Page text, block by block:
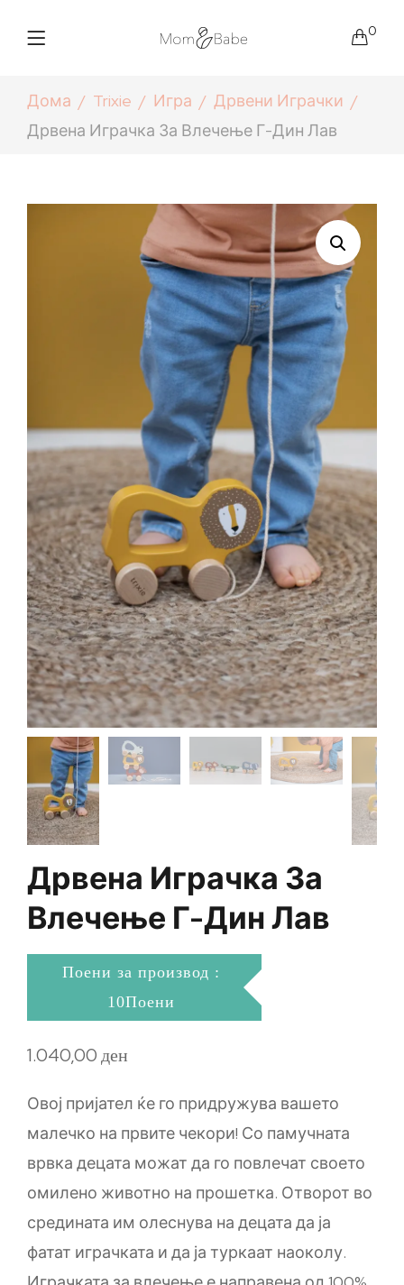
0
Дома Trixie Игра
Дрвени Играчки
Дрвена Играчка За Влечење Г-Дин Лав
Дрвена Играчка За
Влечење Г-Дин Лав
Поени за производ :
10Поени
1.040,00ден
Овој пријател ќе го придружува вашето
малечко на првите чекори! Со памучната
врвка децата можат да го повлечат своето
омилено животно на прошетка. Отворот во
средината им олеснува на децата да ја
фатат играчката и да ја туркаат наоколу.